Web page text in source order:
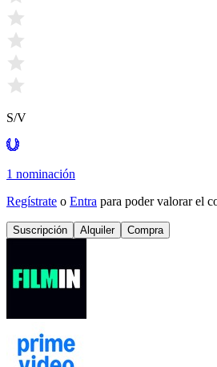
S/V
1 nominación
Regístrate o Entra para poder valorar el
Suscripción Alquiler Compra